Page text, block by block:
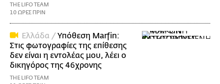
THE LIFO TEAM
10 ΩΡΕΣ ΠΡΙΝ
Ελλάδα /Υπόθεση Marfin:
Στις φωτογραφίες της επίθεσης
δεν είναι η εντολέας μου, λέει ο
δικηγόρος της 46χρονης
THE LIFO TEAM